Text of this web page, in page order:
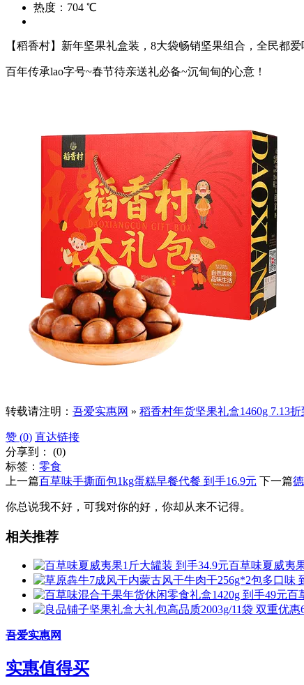
热度：704 ℃
【稻香村】新年坚果礼盒装，8大袋畅销坚果组合，全民都
百年传承lao字号~春节待亲送礼必备~沉甸甸的心意！
转载请注明： 吾爱实惠网 » 稻香村年货坚果礼盒1460g 7.13折
赞 (0) 直达链接
分享到： (0)
标签： 零食
上一篇百草味手撕面包1kg蛋糕早餐代餐 到手16.9元 下一篇
你总说我不好，可我对你的好，你却从来不记得。
相关推荐
百草味夏威夷
百
吾爱实惠网
实惠值得买